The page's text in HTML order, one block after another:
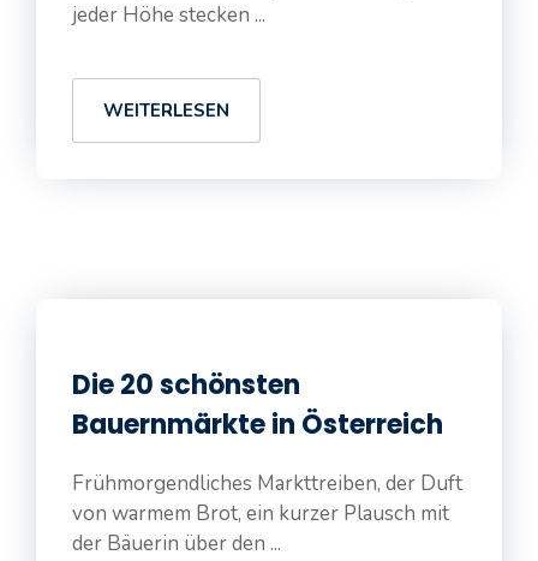
jeder Höhe stecken ...
WEITERLESEN
Die 20 schönsten
Bauernmärkte in Österreich
Frühmorgendliches Markttreiben, der Duft
von warmem Brot, ein kurzer Plausch mit
der Bäuerin über den ...